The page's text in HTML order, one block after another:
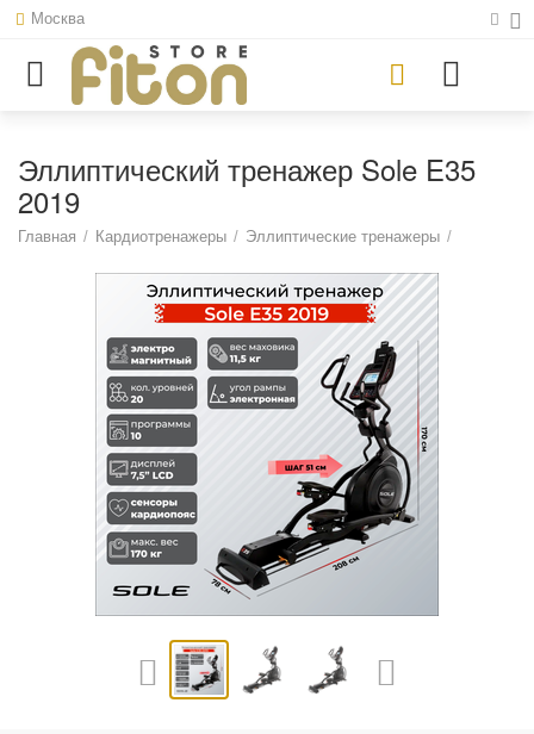
Москва
Эллиптический тренажер Sole E35
2019
Главная / Кардиотренажеры / Эллиптические тренажеры /